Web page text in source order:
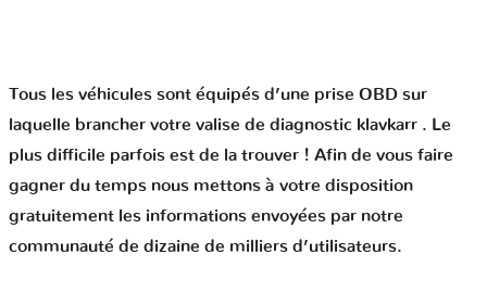
Tous les véhicules sont équipés d’une prise OBD sur
laquelle brancher votre valise de diagnostic klavkarr . Le
plus difficile parfois est de la trouver ! Afin de vous faire
gagner du temps nous mettons à votre disposition
gratuitement les informations envoyées par notre
communauté de dizaine de milliers d’utilisateurs.